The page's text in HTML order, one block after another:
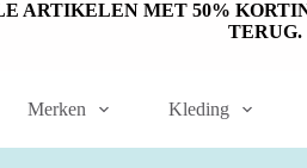
ARTIKELEN MET 50%
TERUG.
Merken Kleding